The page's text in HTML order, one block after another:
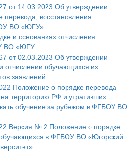
от 14.03.2023 Об утверждении
перевода, восстановления
ВО «ЮГУ»
и основаниях отчисления
ВО «ЮГУ
от 02.03.2023 Об утверждении
отчислении обучающихся из
заявлений
Положение о порядке перевода
территорию РФ и утративших
обучение за рубежом в ФГБОУ ВО
Версия № 2 Положение о порядке
обучающихся в ФГБОУ ВО «Югорский